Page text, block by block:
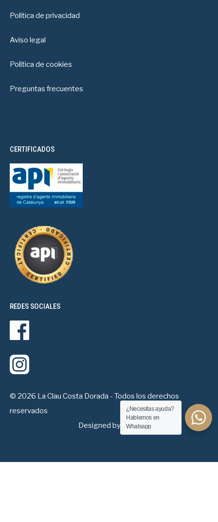
Política de privacidad
Aviso legal
Política de cookies
Preguntas frecuentes
CERTIFICADOS
REDES SOCIALES
© 2026 La Clau Costa Dorada - Todos los derechos
reservados
Designed by: C&R
¿Necesitas ayuda?
Hablemos en
Whatsapp